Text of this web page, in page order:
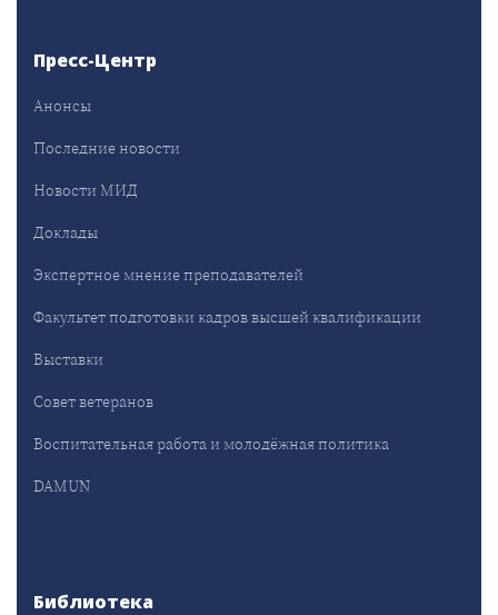
Пресс-Центр
Анонсы
Последние новости
Новости МИД
Доклады
Экспертное мнение преподавателей
Факультет подготовки кадров высшей квалификации
Выставки
Совет ветеранов
Воспитательная работа и молодёжная политика
DAMUN
Библиотека